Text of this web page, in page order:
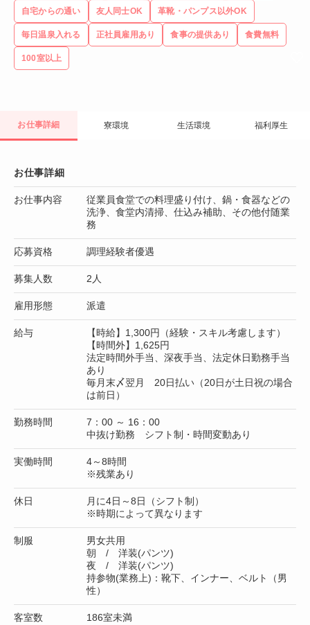
自宅からの通い 友人同士OK 革靴・パンプス以外OK
毎日温泉入れる 正社員雇用あり 食事の提供あり 食費無料
100室以上
お仕事詳細 寮環境 生活環境 福利厚生
お仕事詳細
お仕事内容
従業員食堂での料理盛り付け、鍋・食器などの
洗浄、食堂内清掃、仕込み補助、その他付随業
務
応募資格 調理経験者優遇
募集人数 2人
雇用形態 派遣
給与
【時給】1,300円（経験・スキル考慮します）
【時間外】1,625円
法定時間外手当、深夜手当、法定休日勤務手当
あり
毎月末〆翌月 20日払い（20日が土日祝の場合
は前日）
勤務時間
7：00 ～ 16：00
中抜け勤務 シフト制・時間変動あり
実働時間
4～8時間
※残業あり
休日
月に4日～8日（シフト制）
※時期によって異なります
制服
男女共用
朝 / 洋装(パンツ)
夜 / 洋装(パンツ)
持参物(業務上)：靴下、インナー、ベルト（男
性）
客室数 186室未満